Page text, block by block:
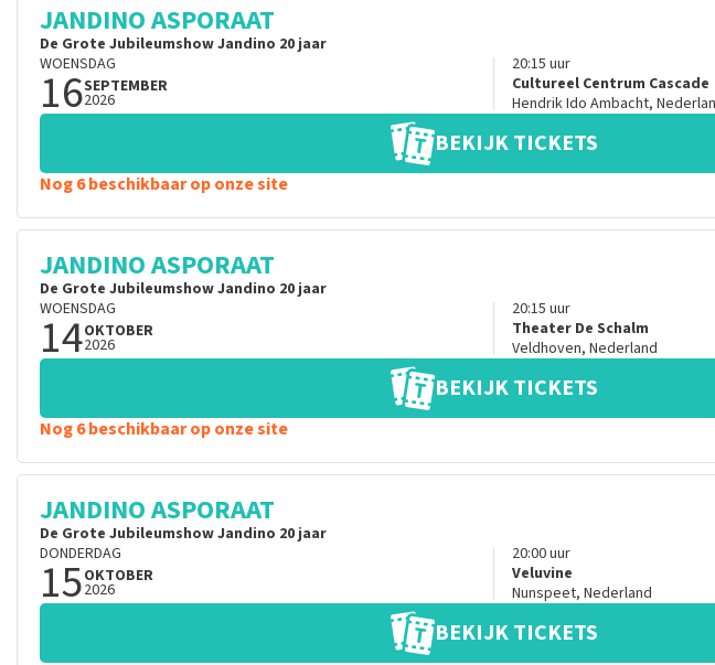
JANDINO ASPORAAT
De Grote Jubileumshow Jandino 20 jaar
WOENSDAG
16SEPTEMBER
2026
20:15 uur
Cultureel Centrum Cascade
Hendrik Ido Ambacht,
BEKIJK TICKETS
Nog 6 beschikbaar op onze site
JANDINO ASPORAAT
De Grote Jubileumshow Jandino 20 jaar
WOENSDAG
14OKTOBER
2026
20:15 uur
Theater De Schalm
Veldhoven, Nederland
BEKIJK TICKETS
Nog 6 beschikbaar op onze site
JANDINO ASPORAAT
De Grote Jubileumshow Jandino 20 jaar
DONDERDAG
15OKTOBER
2026
20:00uur
Veluvine
Nunspeet, Nederland
BEKIJK TICKETS